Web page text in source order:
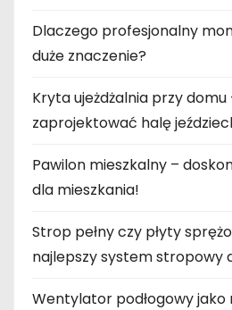
Dlaczego profesjonalny
duże znaczenie?
Kryta ujeżdżalnia przy
zaprojektować halę
Pawilon mieszkalny –
dla mieszkania!
Strop pełny czy płyty
najlepszy system stropowy
Wentylator podłogowy jako